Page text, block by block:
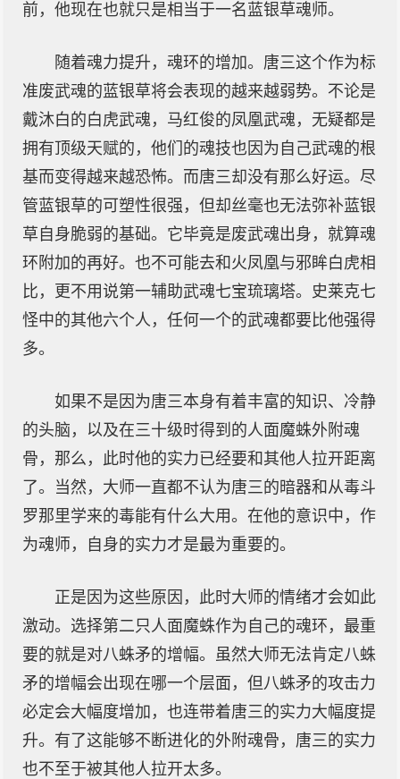
前，他现在也就只是相当于一名蓝银草魂师。
随着魂力提升，魂环的增加。唐三这个作为标
准废武魂的蓝银草将会表现的越来越弱势。不论是
戴沐白的白虎武魂，马红俊的凤凰武魂，无疑都是
拥有顶级天赋的，他们的魂技也因为自己武魂的根
基而变得越来越恐怖。而唐三却没有那么好运。尽
管蓝银草的可塑性很强，但却丝毫也无法弥补蓝银
草自身脆弱的基础。它毕竟是废武魂出身，就算魂
环附加的再好。也不可能去和火凤凰与邪眸白虎相
比，更不用说第一辅助武魂七宝琉璃塔。史莱克七
怪中的其他六个人，任何一个的武魂都要比他强得
多。
如果不是因为唐三本身有着丰富的知识、冷静
的头脑，以及在三十级时得到的人面魔蛛外附魂
骨，那么，此时他的实力已经要和其他人拉开距离
了。当然，大师一直都不认为唐三的暗器和从毒斗
罗那里学来的毒能有什么大用。在他的意识中，作
为魂师，自身的实力才是最为重要的。
正是因为这些原因，此时大师的情绪才会如此
激动。选择第二只人面魔蛛作为自己的魂环，最重
要的就是对八蛛矛的增幅。虽然大师无法肯定八蛛
矛的增幅会出现在哪一个层面，但八蛛矛的攻击力
必定会大幅度增加，也连带着唐三的实力大幅度提
升。有了这能够不断进化的外附魂骨，唐三的实力
也不至于被其他人拉开太多。